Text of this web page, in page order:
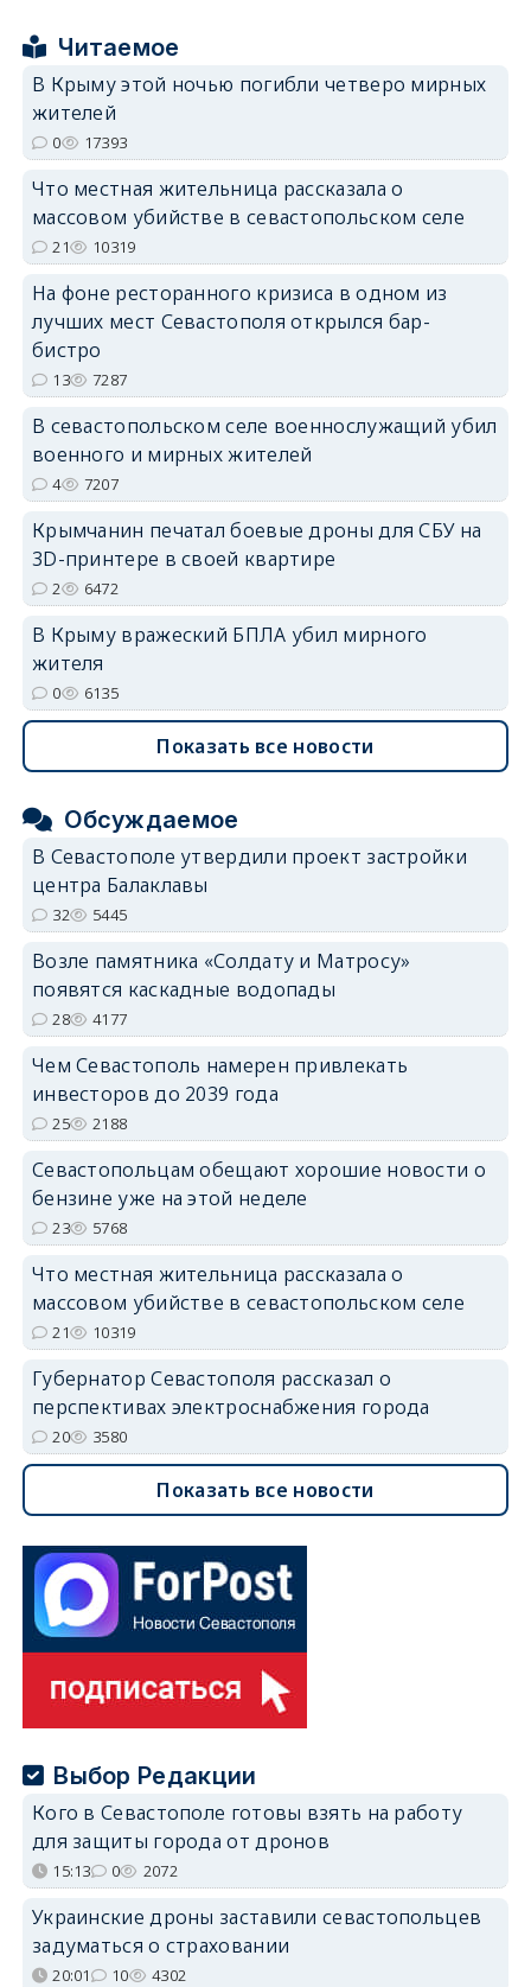
Читаемое
В Крыму этой ночью погибли четверо мирных
жителей
0 17393
Что местная жительница рассказала о
массовом убийстве в севастопольском селе
21 10319
На фоне ресторанного кризиса в одном из
лучших мест Севастополя открылся бар-
бистро
13 7287
В севастопольском селе военнослужащий убил
военного и мирных жителей
4 7207
Крымчанин печатал боевые дроны для СБУ на
3D-принтере в своей квартире
2 6472
В Крыму вражеский БПЛА убил мирного
жителя
0 6135
Показать все новости
Обсуждаемое
В Севастополе утвердили проект застройки
центра Балаклавы
32 5445
Возле памятника «Солдату и Матросу»
появятся каскадные водопады
28 4177
Чем Севастополь намерен привлекать
инвесторов до 2039 года
25 2188
Севастопольцам обещают хорошие новости о
бензине уже на этой неделе
23 5768
Что местная жительница рассказала о
массовом убийстве в севастопольском селе
21 10319
Губернатор Севастополя рассказал о
перспективах электроснабжения города
20 3580
Показать все новости
Выбор Редакции
Кого в Севастополе готовы взять на работу
для защиты города от дронов
15:13 0 2072
Украинские дроны заставили севастопольцев
задуматься о страховании
20:01 10 4302